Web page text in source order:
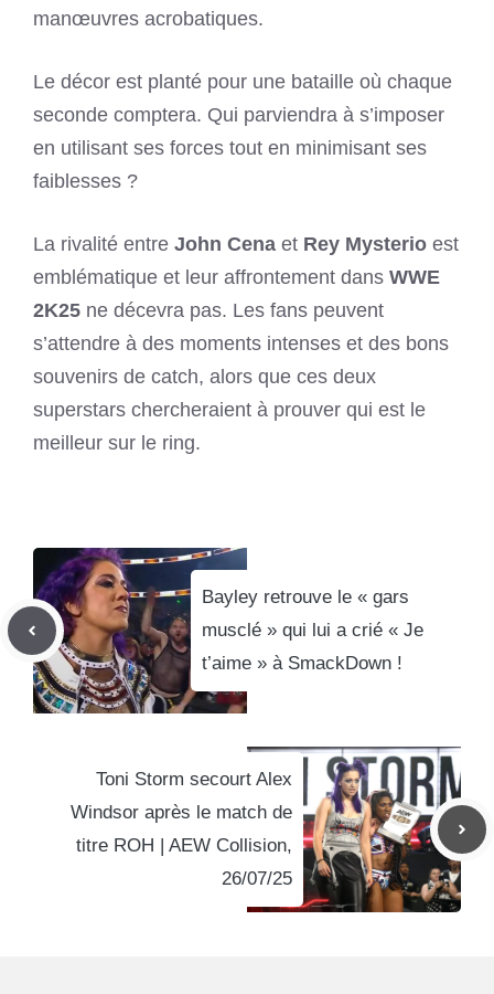
manœuvres acrobatiques.
Le décor est planté pour une bataille où chaque
seconde comptera. Qui parviendra à s’imposer
en utilisant ses forces tout en minimisant ses
faiblesses ?
La rivalité entre John Cena et Rey Mysterio est
emblématique et leur affrontement dans WWE
2K25 ne décevra pas. Les fans peuvent
s’attendre à des moments intenses et des bons
souvenirs de catch, alors que ces deux
superstars chercheraient à prouver qui est le
meilleur sur le ring.
Bayley retrouve le « gars
musclé » qui lui a crié « Je
t’aime » à SmackDown !
Toni Storm secourt Alex
Windsor après le match de
titre ROH | AEW Collision,
26/07/25